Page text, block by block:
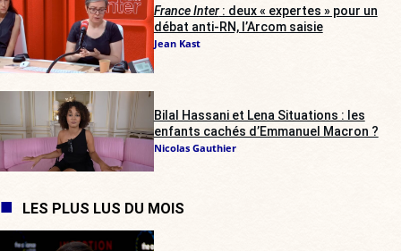
France Inter: deux « expertes » pour un
débat anti-RN, l’Arcom saisie
Jean Kast
Bilal Hassani et Lena Situations : les
enfants cachés d’Emmanuel Macron ?
Nicolas Gauthier
LES PLUS LUS DU MOIS